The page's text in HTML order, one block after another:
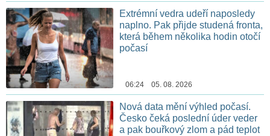
Extrémní vedra udeří naposledy
naplno. Pak přijde studená fronta,
která během několika hodin otočí
počasí
06:24 05. 08. 2026
Nová data mění výhled počasí.
Česko čeká poslední úder veder
a pak bouřkový zlom a pád teplot